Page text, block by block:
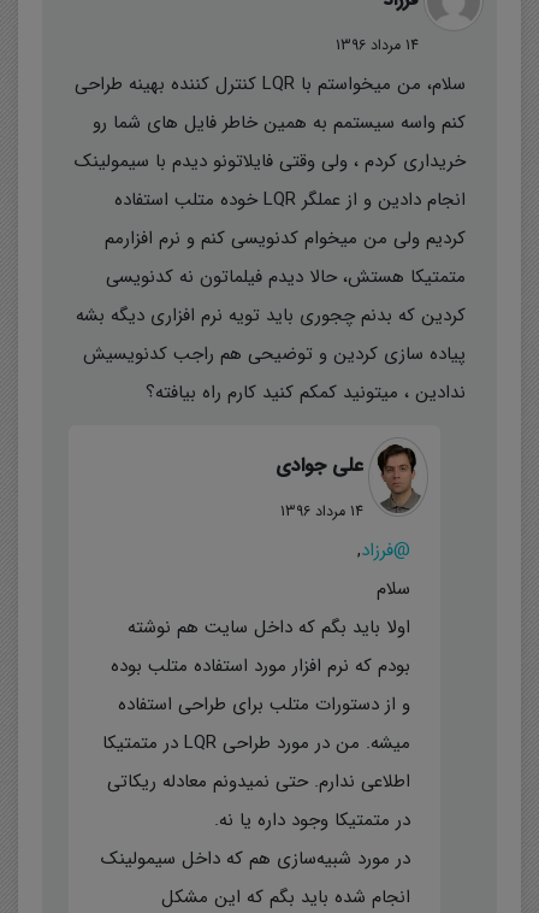
14 مرداد 1396
سلام، من میخواستم با LQR کنترل کننده بهینه طراحی
کنم واسه سیستمم به همین خاطر فایل های شما رو
خریداری کردم ، ولی وقتی فایلاتونو دیدم با سیمولینک
انجام دادین و از عملگر LQR خوده متلب استفاده
کردیم ولی من میخوام کدنویسی کنم و نرم افزارمم
متمتیکا هستش، حالا دیدم فیلماتون نه کدنویسی
کردین که بدنم چجوری باید تویه نرم افزاری دیگه بشه
پیاده سازی کردین و توضیحی هم راجب کدنویسیش
ندادین ، میتونید کمکم کنید کارم راه بیافته؟
علی جوادی
14 مرداد 1396
@فرزاد,
سلام
اولا باید بگم که داخل سایت هم نوشته
بودم که نرم افزار مورد استفاده متلب بوده
و از دستورات متلب برای طراحی استفاده
میشه. من در مورد طراحی LQR در متمتیکا
اطلاعی ندارم. حتی نمیدونم معادله ریکاتی
در متمتیکا وجود داره یا نه.
در مورد شبیه‌سازی هم که داخل سیمولینک
انجام شده باید بگم که این مشکل